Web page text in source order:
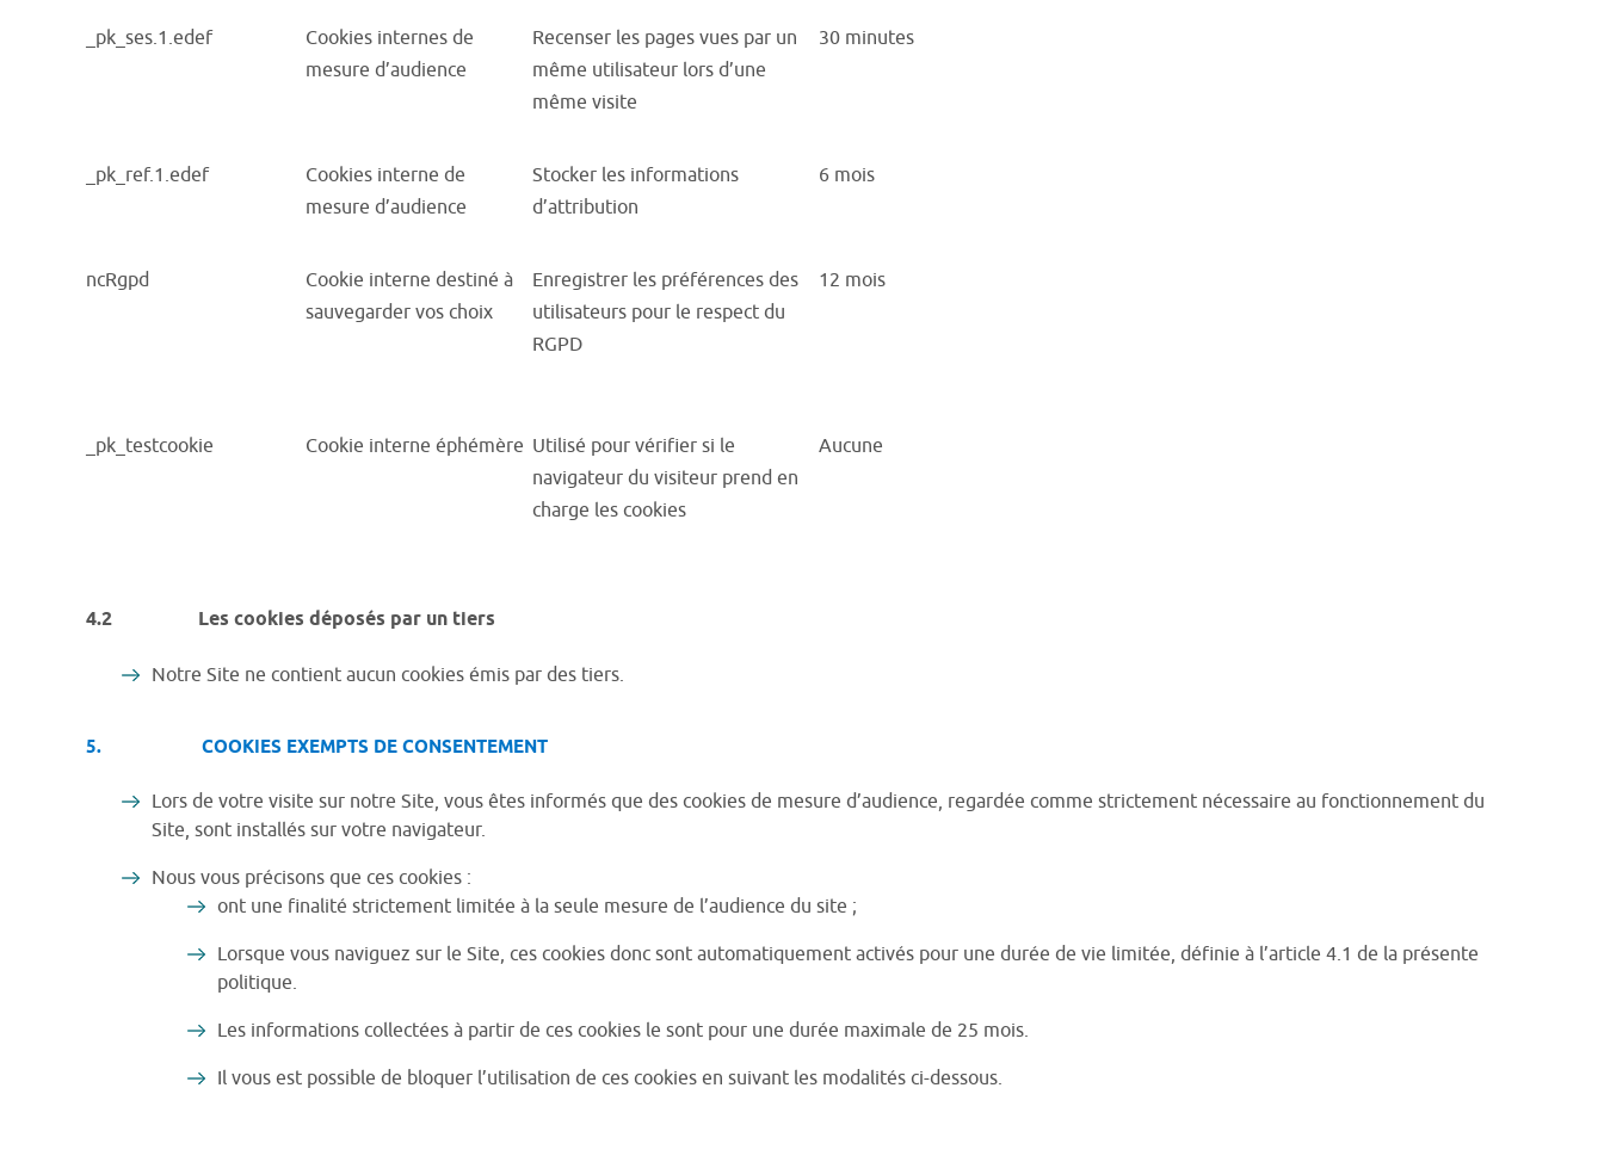
_pk_ses.1.edef
Cookies internes de
mesure d’audience
Recenser les pages vues par un
même utilisateur lors d’une
même visite
30 minutes
_pk_ref.1.edef
Cookies interne de
mesure d’audience
Stocker les informations
d’attribution
6 mois
ncRgpd
Cookie interne destiné à
sauvegarder vos choix
Enregistrer les préférences des
utilisateurs pour le respect du
RGPD
12 mois
_pk_testcookie Cookie interne éphémère Utilisé pour vérifier si le
navigateur du visiteur prend en
charge les cookies
Aucune
4.2 Les cookies déposés par un tiers
Notre Site ne contient aucun cookies émis par des tiers.
5. COOKIES EXEMPTS DE CONSENTEMENT
Lors de votre visite sur notre Site, vous êtes informés que des cookies de mesure d’audience, regardée comme strictement nécessaire au fonctionnement du
Site, sont installés sur votre navigateur.
Nous vous précisons que ces cookies :
ont une finalité strictement limitée à la seule mesure de l’audience du site ;
Lorsque vous naviguez sur le Site, ces cookies donc sont automatiquement activés pour une durée de vie limitée, définie à l’article 4.1 de la présente
politique.
Les informations collectées à partir de ces cookies le sont pour une durée maximale de 25 mois.
Il vous est possible de bloquer l’utilisation de ces cookies en suivant les modalités ci-dessous.